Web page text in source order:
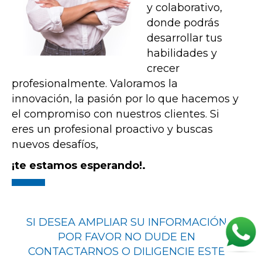
y colaborativo,
donde podrás
desarrollar tus
habilidades y
crecer
profesionalmente. Valoramos la
innovación, la pasión por lo que hacemos y
el compromiso con nuestros clientes. Si
eres un profesional proactivo y buscas
nuevos desafíos,
¡te estamos esperando!.
SI DESEA AMPLIAR SU INFORMACIÓN
POR FAVOR NO DUDE EN
CONTACTARNOS O DILIGENCIE ESTE